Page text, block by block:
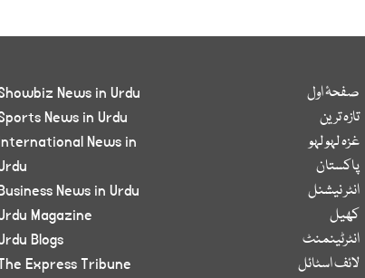
صفحۂ اول
تازہ ترین
غزہ لہو لہو
پاکستان
انٹر نیشنل
کھیل
انٹرٹینمنٹ
لائف اسٹائل
News in Urdu
News in Urdu
News in
News in Urdu
Magazine
Blogs
Express Tribune